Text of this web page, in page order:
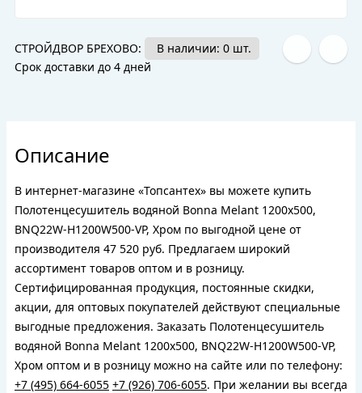
СТРОЙДВОР БРЕХОВО:
В наличии: 0 шт.
Срок доставки до 4 дней
Описание
В интернет-магазине «Топсантех» вы можете купить
Полотенцесушитель водяной Bonna Melant 1200x500,
BNQ22W-H1200W500-VP, Хром по выгодной цене от
производителя 47 520 руб. Предлагаем широкий
ассортимент товаров оптом и в розницу.
Сертифицированная продукция, постоянные скидки,
акции, для оптовых покупателей действуют специальные
выгодные предложения. Заказать Полотенцесушитель
водяной Bonna Melant 1200x500, BNQ22W-H1200W500-VP,
Хром оптом и в розницу можно на сайте или по телефону:
+7 (495) 664-6055 +7 (926) 706-6055. При желании вы всегда